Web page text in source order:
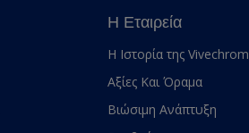
Η Εταιρεία
Η Ιστορία της Vivechrom
Αξίες Και Όραμα
Βιώσιμη Ανάπτυξη